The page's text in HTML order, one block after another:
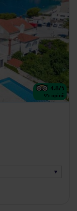
4.8/5
95 opinii